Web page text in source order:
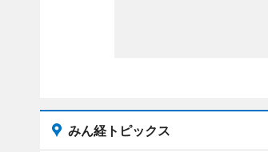
みん経トピックス